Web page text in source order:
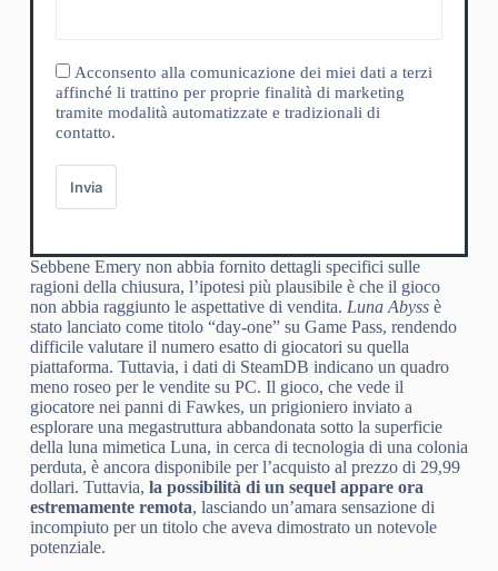
Acconsento alla comunicazione dei miei dati a terzi
affinché li trattino per proprie finalità di marketing
tramite modalità automatizzate e tradizionali di
contatto.
Invia
Sebbene Emery non abbia fornito dettagli specifici sulle
ragioni della chiusura, l’ipotesi più plausibile è che il gioco
non abbia raggiunto le aspettative di vendita. Luna Abyssè
stato lanciato come titolo “day-one” su Game Pass, rendendo
difficile valutare il numero esatto di giocatori su quella
piattaforma. Tuttavia, i dati di SteamDB indicano un quadro
meno roseo per le vendite su PC. Il gioco, che vede il
giocatore nei panni di Fawkes, un prigioniero inviato a
esplorare una megastruttura abbandonata sotto la superficie
della luna mimetica Luna, in cerca di tecnologia di una colonia
perduta, è ancora disponibile per l’acquisto al prezzo di 29,99
dollari. Tuttavia, la possibilità di un sequel appare ora
estremamente remota, lasciando un’amara sensazione di
incompiuto per un titolo che aveva dimostrato un notevole
potenziale.